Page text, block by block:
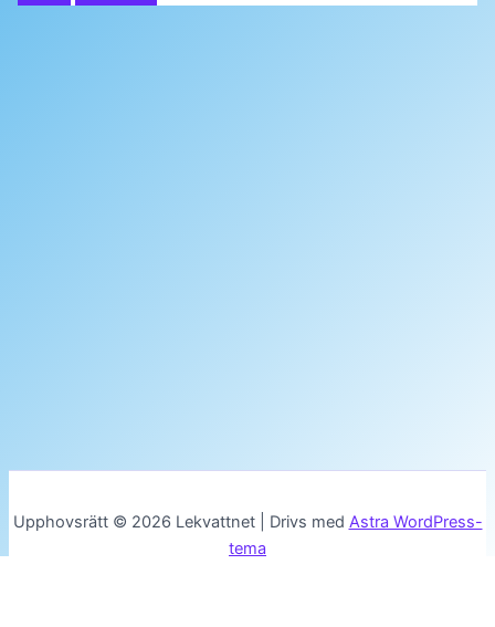
Upphovsrätt © 2026 Lekvattnet | Drivs med Astra WordPress-
tema